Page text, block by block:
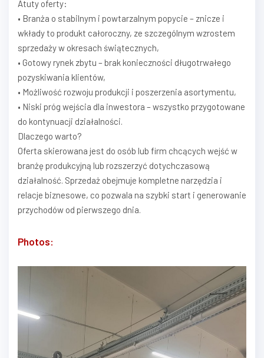
Atuty oferty:
• Branża o stabilnym i powtarzalnym popycie – znicze i
wkłady to produkt całoroczny, ze szczególnym wzrostem
sprzedaży w okresach świątecznych,
• Gotowy rynek zbytu – brak konieczności długotrwałego
pozyskiwania klientów,
• Możliwość rozwoju produkcji i poszerzenia asortymentu,
• Niski próg wejścia dla inwestora – wszystko przygotowane
do kontynuacji działalności.
Dlaczego warto?
Oferta skierowana jest do osób lub firm chcących wejść w
branżę produkcyjną lub rozszerzyć dotychczasową
działalność. Sprzedaż obejmuje kompletne narzędzia i
relacje biznesowe, co pozwala na szybki start i generowanie
przychodów od pierwszego dnia.
Photos: